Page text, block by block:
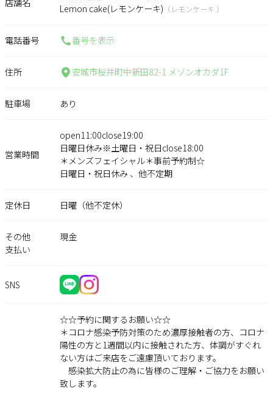
Lemon cake(レモンケーキ) （レモンケーキ ）
電話番号 番号を表示
住所 安城市桜井町中新田82-1 メゾンオカダ1F
駐車場 あり
営業時間
open11:00close19:00
日曜日休み※土曜日・祝日close18:00
＊メンズフェイシャル＊事前予約制☆
日曜日・祝日休み 、他不定期
定休日 日曜（他不定休）
その他
支払い
現金
SNS
☆☆予約に関するお願い☆☆
＊コロナ感染予防対策のため濃厚接触者の方、コロナ
陽性の方と1週間以内に接触された方、体調がすぐれ
ない方はご来店をご遠慮頂いております。
感染拡大防止の為に皆様のご理解・ご協力をお願い
致します。